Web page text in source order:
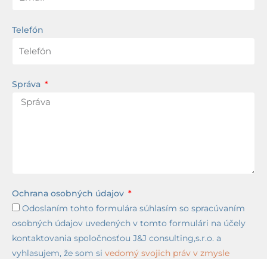
Telefón
Správa
Ochrana osobných údajov
Odoslaním tohto formulára súhlasím so spracúvaním
osobných údajov uvedených v tomto formulári na účely
kontaktovania spoločnosťou J&J consulting,s.r.o. a
vyhlasujem, že som si vedomý svojich práv v zmysle